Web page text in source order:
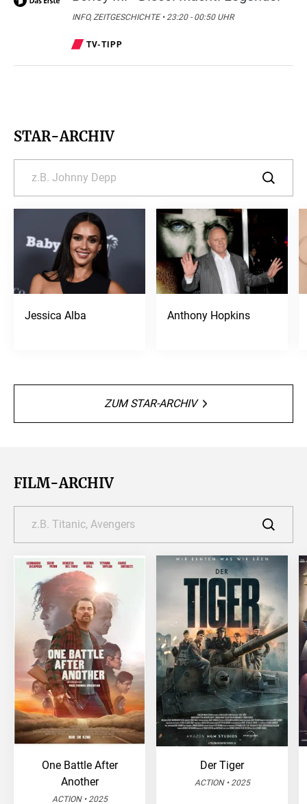
INFO, ZEITGESCHICHTE • 23:20 - 00:50 UHR
TV-TIPP
STAR-ARCHIV
Jessica Alba Anthony Hopkins
ZUM STAR-ARCHIV
FILM-ARCHIV
One Battle After
Another
ACTION • 2025
Der Tiger
ACTION • 2025